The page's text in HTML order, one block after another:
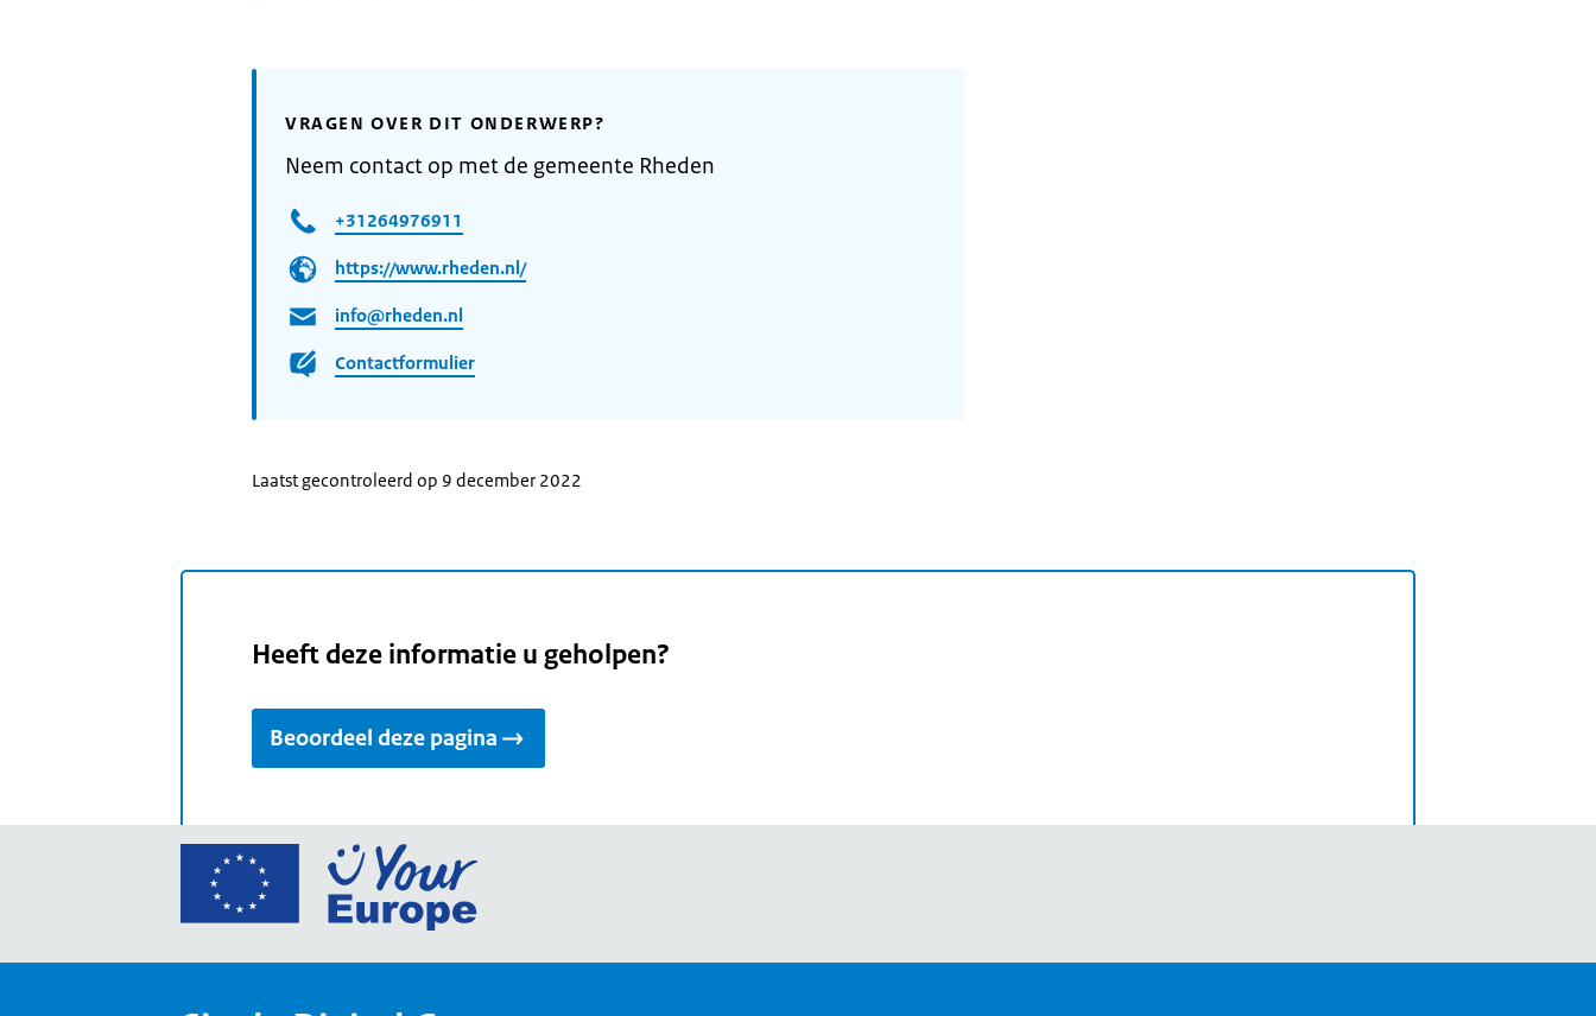
VRAGEN OVER DIT ONDERWERP?
Neem contact op met de gemeente Rheden
+31264976911
https://www.rheden.nl/
info@rheden.nl
Contactformulier
Laatst gecontroleerd op 9 december 2022
Heeft deze informatie u geholpen?
Beoordeel deze pagina
Ga
homepage